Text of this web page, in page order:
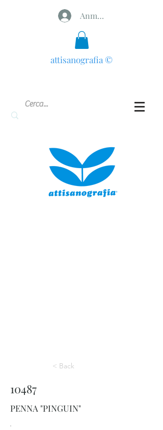
Anmelden
attisanografia ©
< Back
10487
PENNA "PINGUIN"